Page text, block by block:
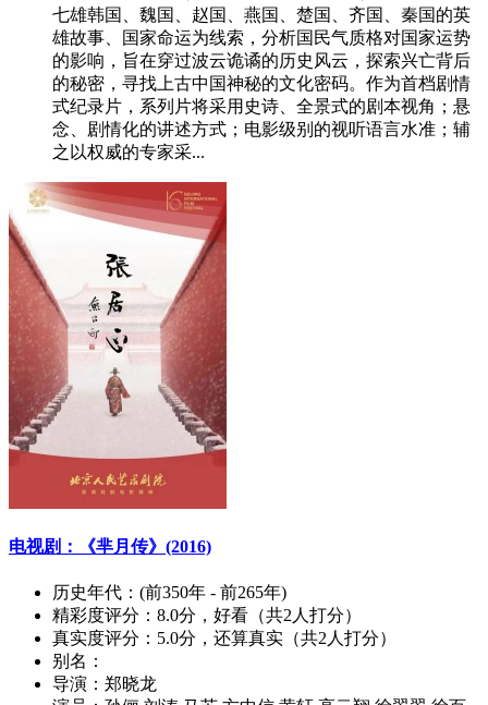
七雄韩国、魏国、赵国、燕国、楚国、齐国、秦国的英
雄故事、国家命运为线索，分析国民气质格对国家运势
的影响，旨在穿过波云诡谲的历史风云，探索兴亡背后
的秘密，寻找上古中国神秘的文化密码。作为首档剧情
式纪录片，系列片将采用史诗、全景式的剧本视角；悬
念、剧情化的讲述方式；电影级别的视听语言水准；辅
之以权威的专家采...
电视剧：《芈月传》(2016)
历史年代： (前350年 - 前265年)
精彩度评分： 8.0分，好看（共2人打分）
真实度评分： 5.0分，还算真实（共2人打分）
别名：
导演： 郑晓龙